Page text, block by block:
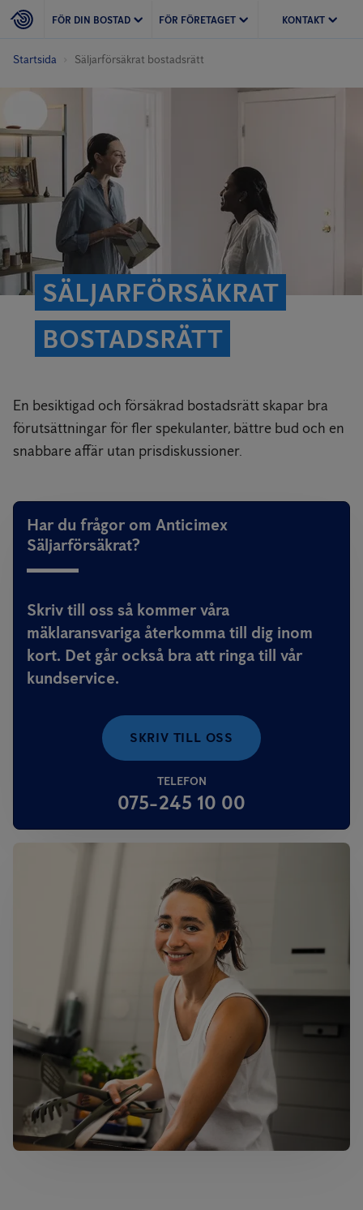
FÖR DIN BOSTAD FÖR FÖRETAGET KONTAKT
Startsida Säljarförsäkrat bostadsrätt
SÄLJARFÖRSÄKRAT
BOSTADSRÄTT
En besiktigad och försäkrad bostadsrätt skapar bra
förutsättningar för fler spekulanter, bättre bud och en
snabbare affär utan prisdiskussioner.
Har du frågor om Anticimex
Säljarförsäkrat?
Skriv till oss så kommer våra
mäklaransvariga återkomma till dig inom
kort. Det går också bra att ringa till vår
kundservice.
SKRIV TILL OSS
TELEFON
075-245 10 00